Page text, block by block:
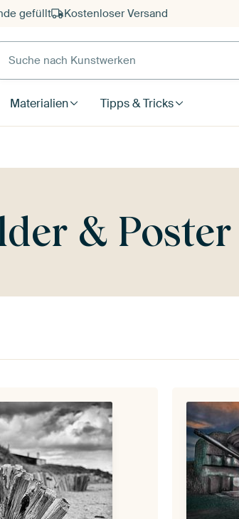
gefüllt Kostenloser Versand
nach Kunstwerken
Materialien Tipps & Tricks
& Poster